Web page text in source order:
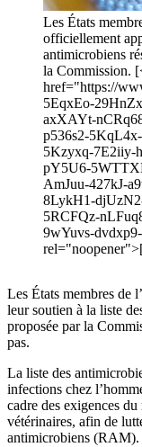
Les États
officiellement
antimicrobiens
la Commission.
href="https://
5EqxEo-
axXAYt-
p536s2-
5Kzyxq-7E2iiy-
pY5U6-
AmJuu-427kJ-
8LykH1-
5RCFQz-
9wYuvs-
Les États membres de
leur soutien à la liste
proposée par la
pas.
La liste des
infections chez
cadre des exigences
vétérinaires, afin de
antimicrobiens (RAM).